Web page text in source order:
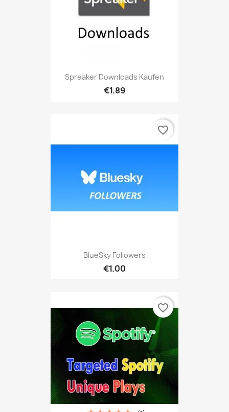
Spreaker Downloads Kaufen
€1.89
BlueSky Followers
€1.00
favorite_border
favorite_border